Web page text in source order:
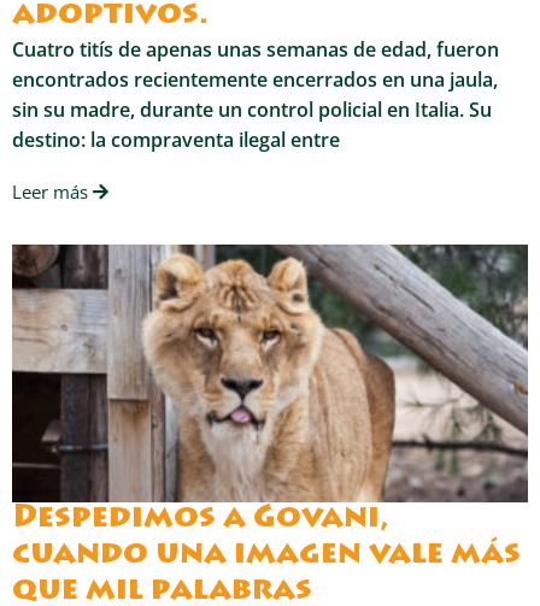
adoptivos.
Cuatro titís de apenas unas semanas de edad, fueron
encontrados recientemente encerrados en una jaula,
sin su madre, durante un control policial en Italia. Su
destino: la compraventa ilegal entre
Leer más
Despedimos a Govani,
cuando una imagen vale más
que mil palabras